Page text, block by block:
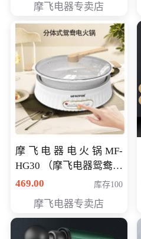
摩飞电器专卖店
摩飞电器电火锅MF-
HG30 （摩飞电器鸳鸯锅
MF-HG30 ） 会员专享价
469.00 库存100
摩飞电器专卖店